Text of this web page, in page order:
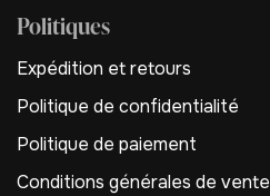
Politiques
Expédition et retours
Politique de confidentialité
Politique de paiement
Conditions générales de vente